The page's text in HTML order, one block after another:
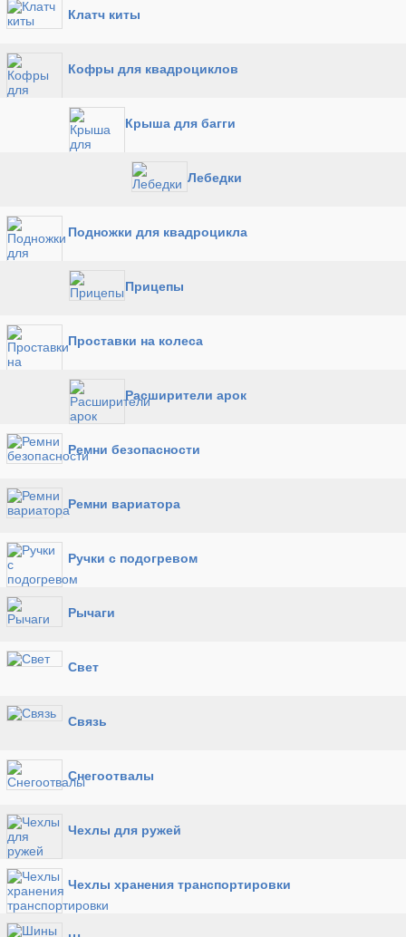
Клатч киты
Кофры для квадроциклов
Крыша для багги
Лебедки
Подножки для квадроцикла
Прицепы
Проставки на колеса
Расширители арок
Ремни безопасности
Ремни вариатора
Ручки с подогревом
Рычаги
Свет
Связь
Снегоотвалы
Чехлы для ружей
Чехлы хранения транспортировки